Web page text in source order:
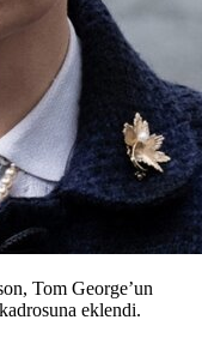
Tom George’un
eklendi.